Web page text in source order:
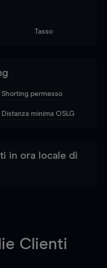
Tasso
Shorting permesso
Distanza minima OSLG
in ora locale di
Clienti